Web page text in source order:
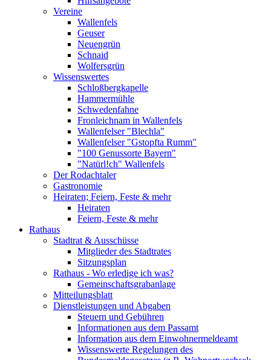
Vereine
Wallenfels
Geuser
Neuengrün
Schnaid
Wolfersgrün
Wissenswertes
Schloßbergkapelle
Hammermühle
Schwedenfahne
Fronleichnam in Wallenfels
Wallenfelser "Blechla"
Wallenfelser "Gstopfta Rumm"
"100 Genussorte Bayern"
"Natürl!ch" Wallenfels
Der Rodachtaler
Gastronomie
Heiraten; Feiern, Feste & mehr
Heiraten
Feiern, Feste & mehr
Rathaus
Stadtrat & Ausschüsse
Mitglieder des Stadtrates
Sitzungsplan
Rathaus - Wo erledige ich was?
Gemeinschaftsgrabanlage
Mitteilungsblatt
Dienstleistungen und Abgaben
Steuern und Gebühren
Informationen aus dem Passamt
Information aus dem Einwohnermeldeamt
Wissenswerte Regelungen des